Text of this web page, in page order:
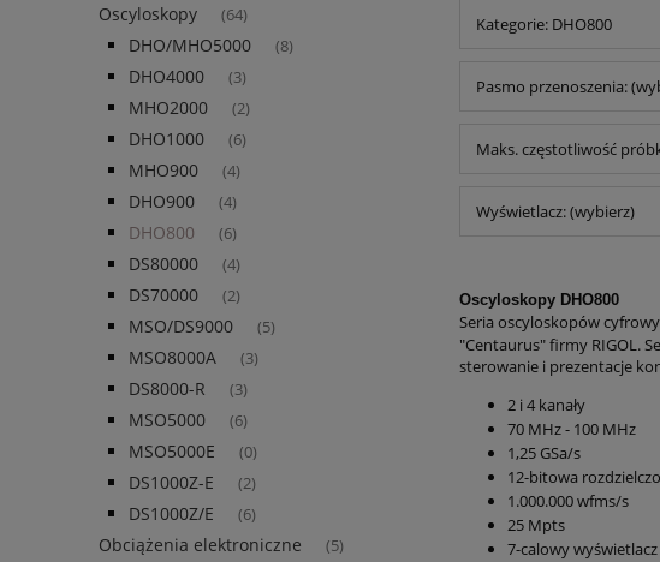
Oscyloskopy (64)
DHO/MHO5000 (8)
DHO4000 (3)
MHO2000 (2)
DHO1000 (6)
MHO900 (4)
DHO900 (4)
DHO800 (6)
DS80000 (4)
DS70000 (2)
MSO/DS9000 (5)
MSO8000A (3)
DS8000-R (3)
MSO5000 (6)
MSO5000E (0)
DS1000Z-E (2)
DS1000Z/E (6)
Obciążenia elektroniczne (5)
Kategorie: DHO800
Pasmo przenoszenia:
Maks. częstotliwość
Wyświetlacz: (wybierz)
Oscyloskopy DHO800
Seria oscyloskopów
"Centaurus" firmy RIGOL.
sterowanie i prezentacje
2 i 4 kanały
70 MHz - 100 MHz
1,25 GSa/s
12-bitowa
1.000.000 wfms/s
25 Mpts
7-calowy